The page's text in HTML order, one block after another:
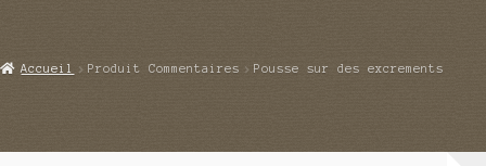
menu
Echanges et contacts
Ouvrir
Accueil Produit Commentaires Pousse sur des excrements